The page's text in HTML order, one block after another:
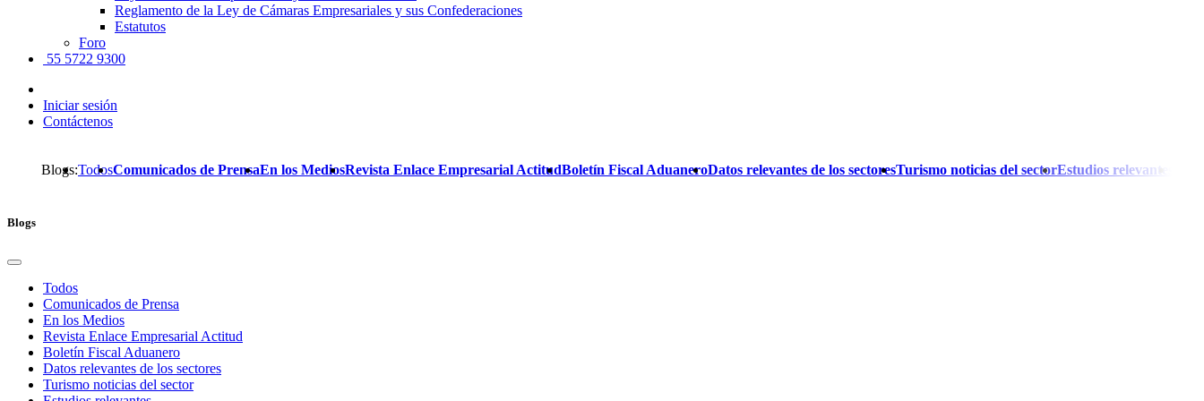
Reglamento de la Ley de Cámaras Empresariales y sus Confederaciones
Estatutos
Foro
55 5722 9300
Iniciar sesión
Contáctenos
Blogs:TodosComunicados de PrensaEn los MediosRevista Enlace Empresarial ActitudBoletín Fiscal AduaneroDatos relevantes de los sectoresTurismo noticias del sectorEstudios relevantes
Blogs
Todos
Comunicados de Prensa
En los Medios
Revista Enlace Empresarial Actitud
Boletín Fiscal Aduanero
Datos relevantes de los sectores
Turismo noticias del sector